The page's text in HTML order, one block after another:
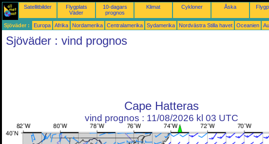
Satellitbilder
Flygplats
Väder
10-dagars
prognos
Klimat Cykloner Åska
Sjöväder : Europa Afrika Nordamerika Centralamerika Sydamerika Nordvästra Stilla havet Oceanien
Sjöväder : vind prognos
Cape Hatteras
vind prognos : 11/08/2026 kl 03 UTC